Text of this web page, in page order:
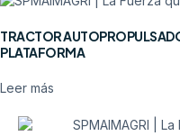
TRACTOR
PLATAFORMA
Leer más